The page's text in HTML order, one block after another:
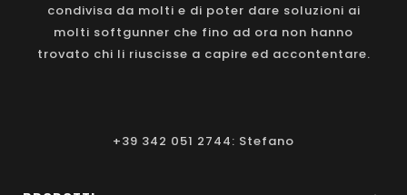
condivisa da molti e di poter dare soluzioni ai
molti softgunner che fino ad ora non hanno
trovato chi li riuscisse a capire ed accontentare.
+39 342 051 2744: Stefano